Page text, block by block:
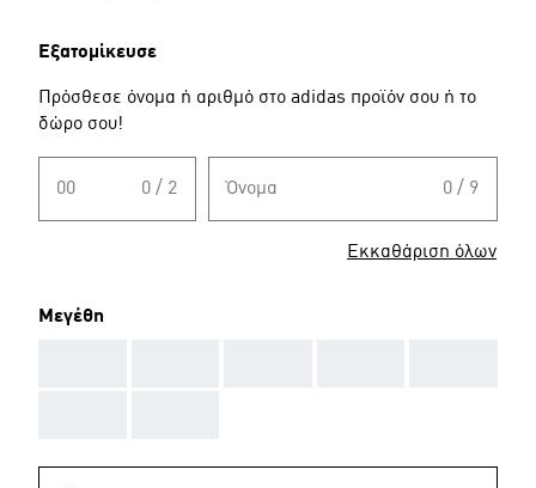
Εξατομίκευσε
Πρόσθεσε όνομα ή αριθμό στο adidas προϊόν σου ή το
δώρο σου!
00 0 / 2 Όνομα 0 / 9
Εκκαθάριση όλων
Μεγέθη